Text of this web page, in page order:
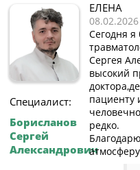
Специалист:
Борисланов
Сергей
Александрович
ЕЛЕНА
08.02.2026
Сегодня
Сергея
высокий
пациенту
редко.